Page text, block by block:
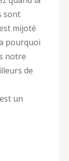
sont
mijoté
pourquoi
notre
de
un